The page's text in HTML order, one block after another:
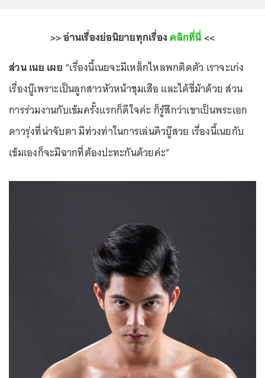
>> อ่านเรื่องย่อนิยายทุกเรื่อง คลิกที่นี่<<
ส่วน เนย เผย “เรื่องนี้เนยจะมีเหล็กไหลพกติดตัว เราจะเก่ง
เรื่องบู๊เพราะเป็นลูกสาวหัวหน้าชุมเสือ และได้ขี่ม้าด้วย ส่วน
การร่วมงานกับเข้มครั้งแรกก็ดีใจค่ะ ก็รู้สึกว่าเขาเป็นพระเอก
ดาวรุ่งที่น่าจับตา มีท่วงท่าในการเล่นคิวบู๊สวย เรื่องนี้เนยกับ
เข้มเองก็จะมีฉากที่ต้องปะทะกันด้วยค่ะ”